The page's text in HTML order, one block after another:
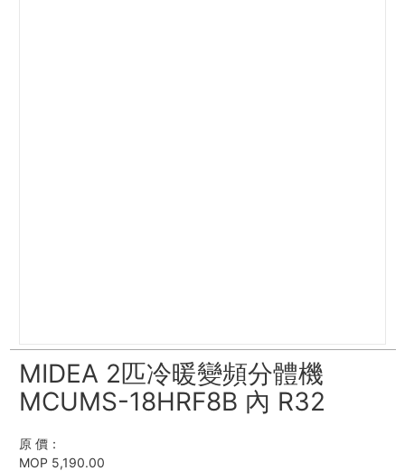
MIDEA 2匹冷暖變頻分體機
MCUMS-18HRF8B 內 R32
原 價：
MOP 5,190.00